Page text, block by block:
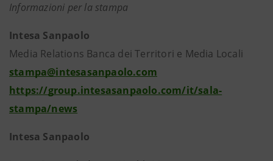
Informazioni per la stampa
Intesa Sanpaolo
Media Relations Banca dei Territori e Media Locali
stampa@intesasanpaolo.com
https://group.intesasanpaolo.com/it/sala-
stampa/news
Intesa Sanpaolo